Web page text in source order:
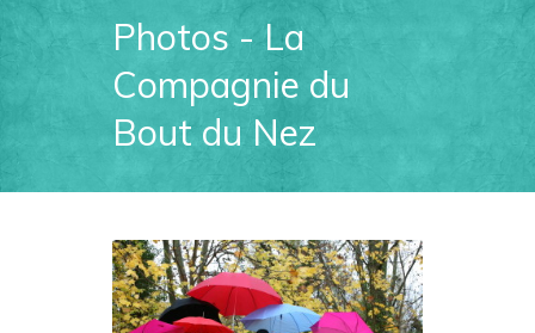
Photos - La
Compagnie du
Bout du Nez